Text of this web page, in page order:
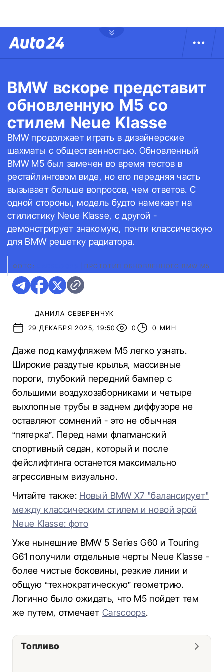
BMW вскоре представит
обновленную M5 со
стилем Neue Klasse
BMW продолжает играть в дизайнерские
шахматы с общественностью. Обновленный
BMW M5 был замечен во время тестов в
рестайлинговом виде, но его передняя часть
вызывает больше вопросов, чем ответов. С
одной стороны, модель будто намекает на
стилистику Neue Klasse, с другой -
демонстрирует знакомую, почти классическую
для BMW решетку радиатора.
ФОТО: ПРОТОТИП ОБНОВЛЕННОГО BMW M5
ДАНИЛА СЕВЕРЕНЧУК
29 ДЕКАБРЯ 2025, 19:50
0 0 МИН
Даже под камуфляжем M5 легко узнать.
Широкие раздутые крылья, массивные
пороги, глубокий передний бампер с
большими воздухозаборниками и четыре
выхлопные трубы в заднем диффузоре не
оставляют сомнений - это не обычная
“пятерка”. Перед нами флагманский
спортивный седан, который и после
фейслифтинга останется максимально
агрессивным визуально.
Читайте также: Новый BMW X7 "балансирует"
между классическим стилем и новой эрой
Neue Klasse: фото
Уже нынешние BMW 5 Series G60 и Touring
G61 получили отдельные черты Neue Klasse -
более чистые боковины, резкие линии и
общую “технократическую” геометрию.
Логично было ожидать, что M5 пойдет тем
же путем, отмечает Carscoops.
Топливо